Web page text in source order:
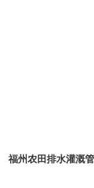
福州农田排水灌溉